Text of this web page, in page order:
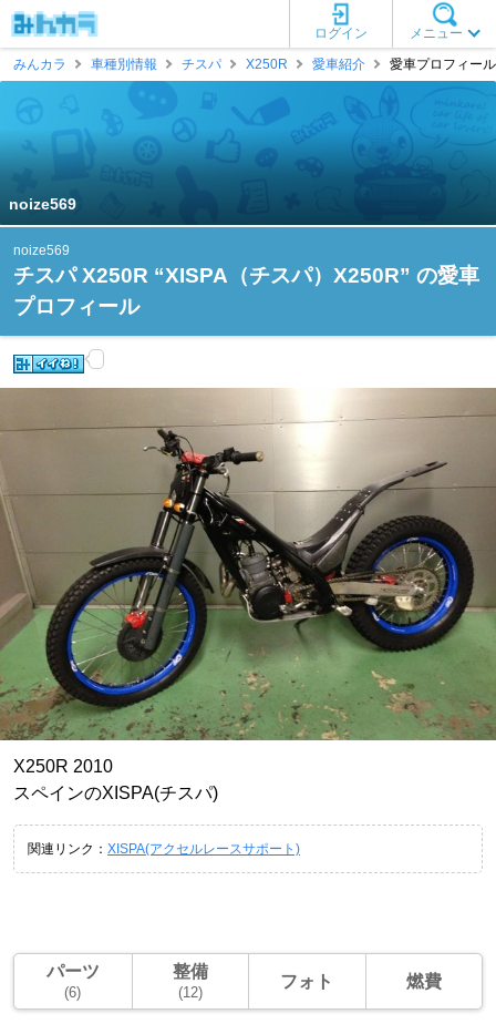
メニュー
ログイン
みんカラ
車種別情報 チスパ X250R 愛車紹介 愛車プロフィー
noize569
noize569
チスパ X250R “XISPA（チスパ）X250R” の愛車
プロフィール
X250R 2010
スペインのXISPA(チスパ)
関連リンク： XISPA(アクセルレースサポート)
パーツ
(6)
整備
(12)
フォト 燃費